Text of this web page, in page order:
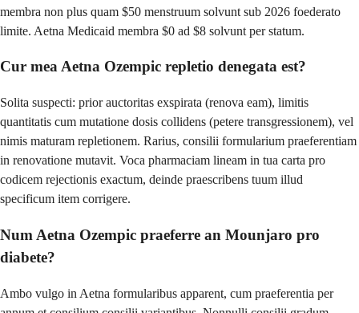
membra non plus quam $50 menstruum solvunt sub 2026 foederato
limite. Aetna Medicaid membra $0 ad $8 solvunt per statum.
Cur mea Aetna Ozempic repletio denegata est?
Solita suspecti: prior auctoritas exspirata (renova eam), limitis
quantitatis cum mutatione dosis collidens (petere transgressionem), vel
nimis maturam repletionem. Rarius, consilii formularium praeferentiam
in renovatione mutavit. Voca pharmaciam lineam in tua carta pro
codicem rejectionis exactum, deinde praescribens tuum illud
specificum item corrigere.
Num Aetna Ozempic praeferre an Mounjaro pro
diabete?
Ambo vulgo in Aetna formularibus apparent, cum praeferentia per